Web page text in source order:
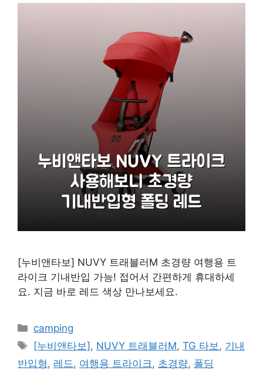
[누비앤타보] NUVY 트래블러M 초경량 여행용 트
라이크 기내반입 가능! 접어서 간편하게 휴대하세
요. 지금 바로 레드 색상 만나보세요.
카
테
고
리
camping
태
그
[누비앤타보], NUVY 트래블러M,TG 타보 , 기내
반입형 , 레드 , 여행용 트라이크 , 초경량, 폴딩